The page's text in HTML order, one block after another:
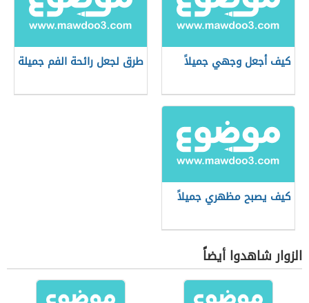
كيف أجعل وجهي جميلاً طرق لجعل رائحة الفم جميلة
كيف يصبح مظهري جميلاً
الزوار شاهدوا أيضاً